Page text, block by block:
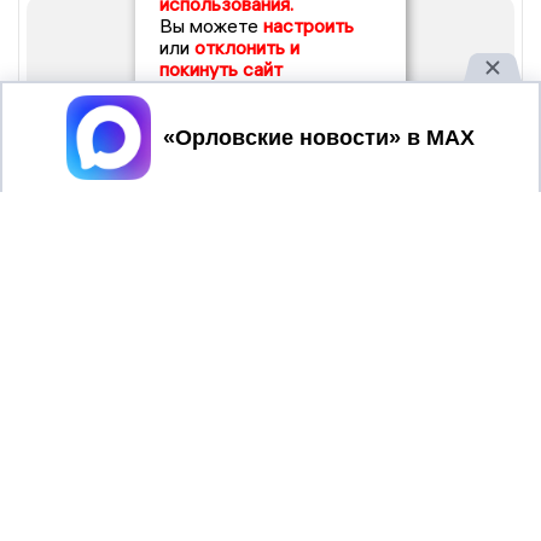
Вы можете настроить
или отклонить и
покинуть сайт
Принять